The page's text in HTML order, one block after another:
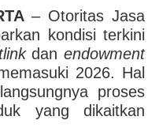
– Otoritas Jasa
kondisi terkini
danendowment
2026. Hal
proses
yang dikaitkan